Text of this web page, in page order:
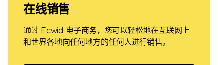
在线销售
通过 Ecwid 电子商务，您可以轻松地在互联网上
和世界各地向任何地方的任何人进行销售。